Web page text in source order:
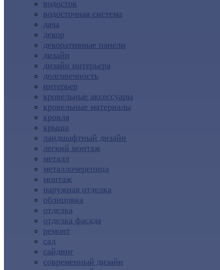
водосток
водосточная система
дача
декор
декоративные панели
дизайн
дизайн интерьера
долговечность
интерьер
кровельные аксессуары
кровельные материалы
кровля
крыша
ландшафтный дизайн
легкий монтаж
металл
металлочерепица
монтаж
наружная отделка
облицовка
отделка
отделка фасада
ремонт
сад
сайдинг
современный дизайн